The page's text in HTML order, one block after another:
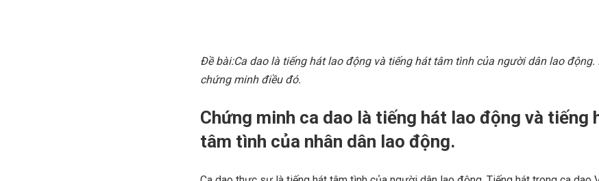
Đề bài:Ca dao là tiếng hát lao động và tiếng hát tâm tình của người dân lao động.
chứng minh điều đó.
Chứng minh ca dao là tiếng hát lao động và tiếng
tâm tình của nhân dân lao động.